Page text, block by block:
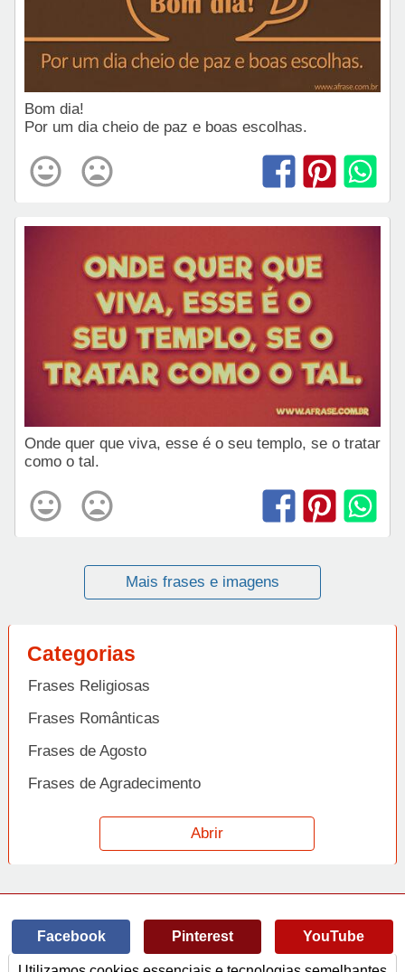
Bom dia!
Por um dia cheio de paz e boas escolhas.
Onde quer que viva, esse é o seu templo, se o tratar
como o tal.
Mais frases e imagens
Categorias
Frases Religiosas
Frases Românticas
Frases de Agosto
Frases de Agradecimento
Frases de Amizade
Frases de Amor
Frases de Arrependimento
Abrir
Facebook Pinterest YouTube